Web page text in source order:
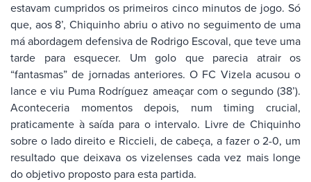
estavam cumpridos os primeiros cinco minutos de jogo. Só
que, aos 8’, Chiquinho abriu o ativo no seguimento de uma
má abordagem defensiva de Rodrigo Escoval, que teve uma
tarde para esquecer. Um golo que parecia atrair os
“fantasmas” de jornadas anteriores. O FC Vizela acusou o
lance e viu Puma Rodríguez ameaçar com o segundo (38’).
Aconteceria momentos depois, num timing crucial,
praticamente à saída para o intervalo. Livre de Chiquinho
sobre o lado direito e Riccieli, de cabeça, a fazer o 2-0, um
resultado que deixava os vizelenses cada vez mais longe
do objetivo proposto para esta partida.